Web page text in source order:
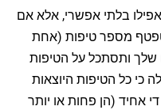
בלתי אפשרי, אלא אם
מספר טיפות (אחת
שלך ותסתכל על הטיפות
כי כל הטיפות היוצאות
אחיד (הן פחות או יותר